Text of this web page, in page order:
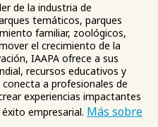
de la industria de
temáticos, parques
familiar, zoológicos,
el crecimiento de la
IAAPA ofrece a sus
recursos educativos y
a profesionales de
experiencias impactantes
empresarial. Más sobre